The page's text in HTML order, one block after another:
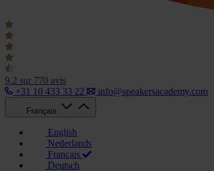
9.2 sur 770 avis
+31 10 433 33 22
info@speakersacademy.com
Français
English
Nederlands
Français
Deutsch